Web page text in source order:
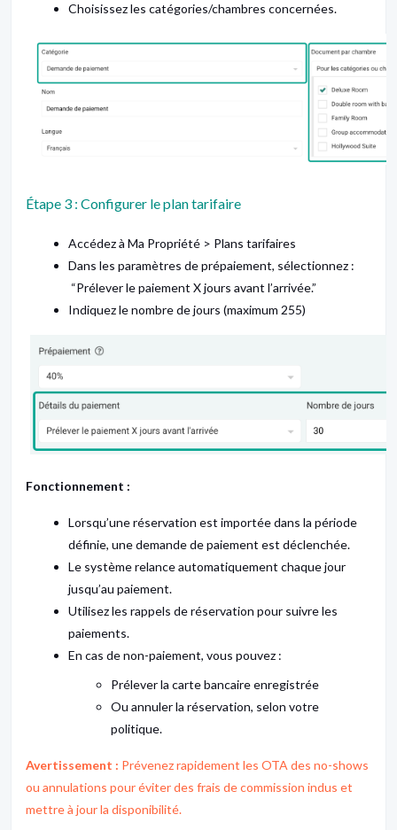
Choisissez les catégories/chambres concernées.
Étape 3 : Configurer le plan tarifaire
Accédez à Ma Propriété > Plans tarifaires
Dans les paramètres de prépaiement, sélectionnez :
“Prélever le paiement X jours avant l’arrivée.”
Indiquez le nombre de jours (maximum 255)
Fonctionnement :
Lorsqu’une réservation est importée dans la période
définie, une demande de paiement est déclenchée.
Le système relance automatiquement chaque jour
jusqu’au paiement.
Utilisez les rappels de réservation pour suivre les
paiements.
En cas de non-paiement, vous pouvez :
Prélever la carte bancaire enregistrée
Ou annuler la réservation, selon votre
politique.
Avertissement : Prévenez rapidement les OTA des no-shows
ou annulations pour éviter des frais de commission indus et
mettre à jour la disponibilité.